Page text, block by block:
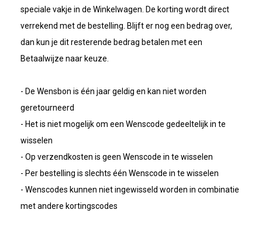
speciale vakje in de Winkelwagen. De korting wordt direct
verrekend met de bestelling. Blijft er nog een bedrag over,
dan kun je dit resterende bedrag betalen met een
Betaalwijze naar keuze.
- De Wensbon is één jaar geldig en kan niet worden
geretourneerd
- Het is niet mogelijk om een Wenscode gedeeltelijk in te
wisselen
- Op verzendkosten is geen Wenscode in te wisselen
- Per bestelling is slechts één Wenscode in te wisselen
- Wenscodes kunnen niet ingewisseld worden in combinatie
met andere kortingscodes